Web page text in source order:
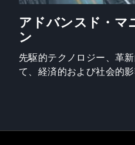
アドバンスド・マ
ン
先駆的テクノロジー、革
て、経済的および社会的